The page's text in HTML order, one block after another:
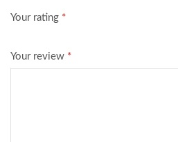
Your rating *
Your review *